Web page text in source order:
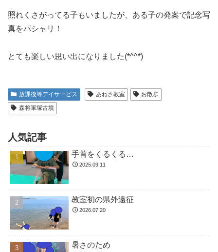
照れくさがってる子もいましたが、ある子の発案で記念写
真をパシャリ！
とても楽しい思い出になりました(*^^*)
放課後等デイサービス あわさ教室
お散歩
森将軍塚古墳
人気記事
手首をくるくる…
2025.09.11
教室初の県外遠征
2026.07.20
暑さのため